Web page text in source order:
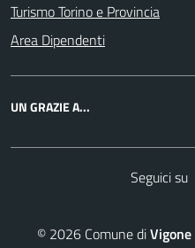
Turismo Torino e Provincia
Area Dipendenti
UN GRAZIE A...
Seguici su
© 2026 Comune diVigone